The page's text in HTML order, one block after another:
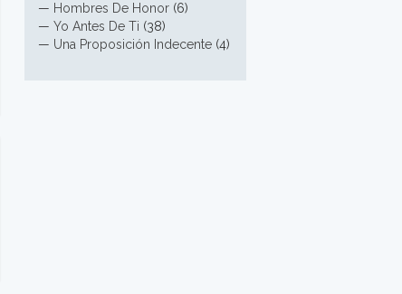
— Hombres De Honor (6)
— Yo Antes De Ti (38)
— Una Proposición Indecente (4)